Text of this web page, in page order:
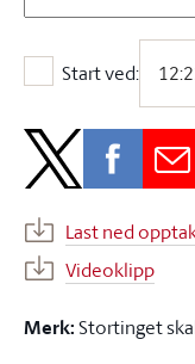
Start ved:
Start
Last ned
Videoklipp
Merk:Stortinget